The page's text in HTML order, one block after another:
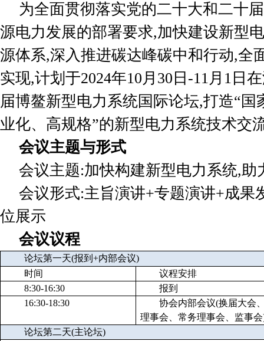
为全面贯彻落实党的二十大和二十
源电力发展的部署要求,加快建设新型
源体系,深入推进碳达峰碳中和行动,全
实现,计划于2024年10月30日-11月1日
届博鳌新型电力系统国际论坛,打造“国
业化、高规格”的新型电力系统技术交
会议主题与形式
会议主题:加快构建新型电力系统,助
会议形式:主旨演讲+专题演讲+成果
位展示
会议议程
论坛第一天(报到+内部会议)
时间
议程安排
8:30-16:30
报到
16:30-18:30
协会内部会议(换届大会
理事会、常务理事会、监事
论坛第二天(主论坛)